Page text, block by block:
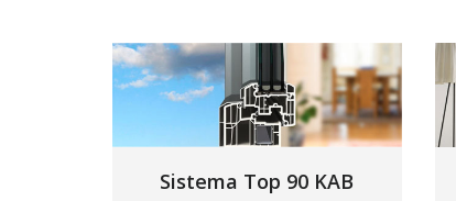
Sistema Top 90 KAB